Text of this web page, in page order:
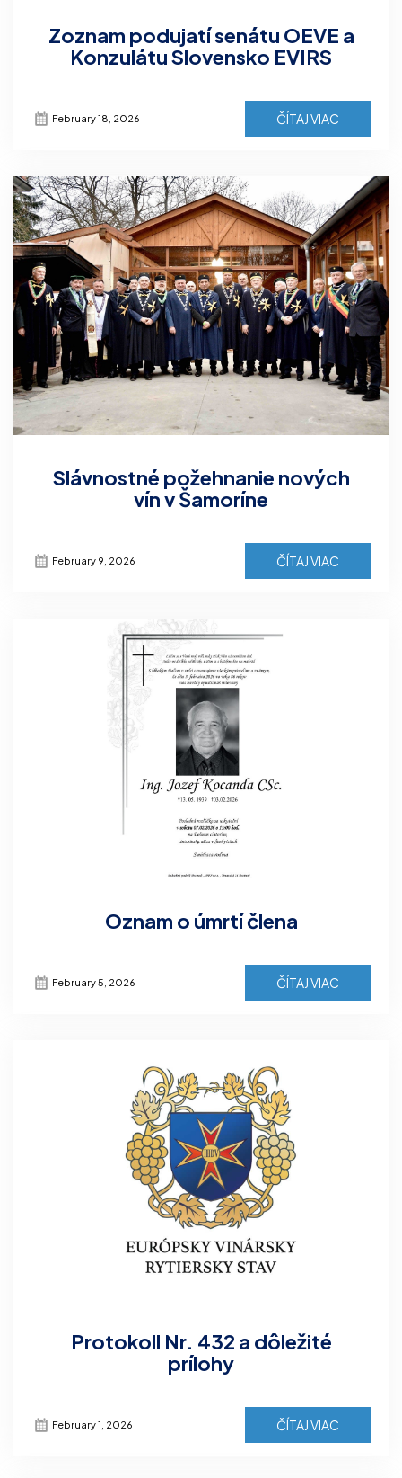
Zoznam podujatí senátu OEVE a
Konzulátu Slovensko EVIRS
February 18, 2026 ČÍTAJ VIAC
Slávnostné požehnanie nových
vín v Šamoríne
February 9, 2026 ČÍTAJ VIAC
Oznam o úmrtí člena
February 5, 2026 ČÍTAJ VIAC
Protokoll Nr. 432 a dôležité
prílohy
February 1, 2026 ČÍTAJ VIAC